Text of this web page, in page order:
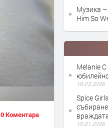
0 Коментара
Музика
Him So
Melanie
19.03.2026
Spice
15.01.2026